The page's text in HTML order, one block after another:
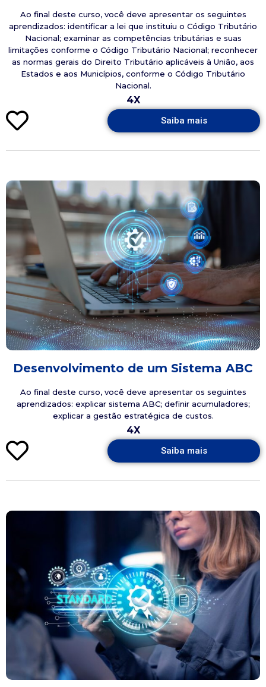
Ao final deste curso, você deve apresentar os seguintes
aprendizados: identificar a lei que instituiu o Código Tributário
Nacional; examinar as competências tributárias e suas
limitações conforme o Código Tributário Nacional; reconhecer
as normas gerais do Direito Tributário aplicáveis à União, aos
Estados e aos Municípios, conforme o Código ​​​​Tributário
Nacional.
4X
Saiba mais
Desenvolvimento de um Sistema ABC
Ao final deste curso, você deve apresentar os seguintes
aprendizados: explicar sistema ABC; definir acumuladores;
explicar a gestão estratégica de custos.
4X
Saiba mais